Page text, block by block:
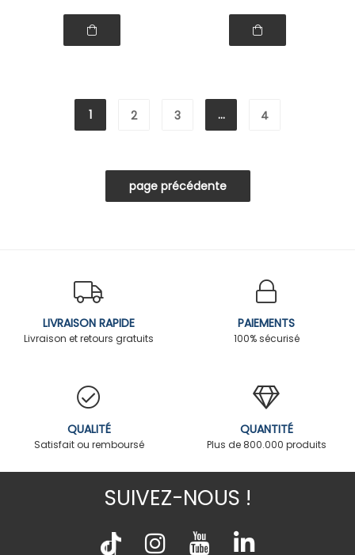
1 2 3 ... 4
LIVRAISON RAPIDE
Livraison et retours gratuits
PAIEMENTS
100% sécurisé
QUALITÉ
Satisfait ou remboursé
QUANTITÉ
Plus de 800.000 produits
SUIVEZ-NOUS !